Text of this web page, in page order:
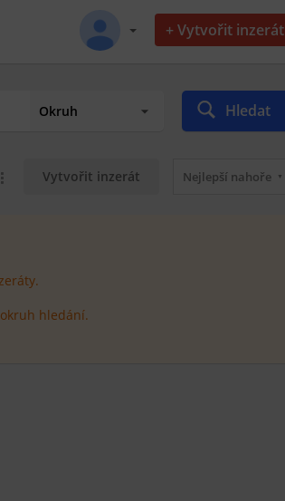
+ Vytvořit inzerát
Hledat
Nejlepší nahoře
Vytvořit inzerát
hledání.